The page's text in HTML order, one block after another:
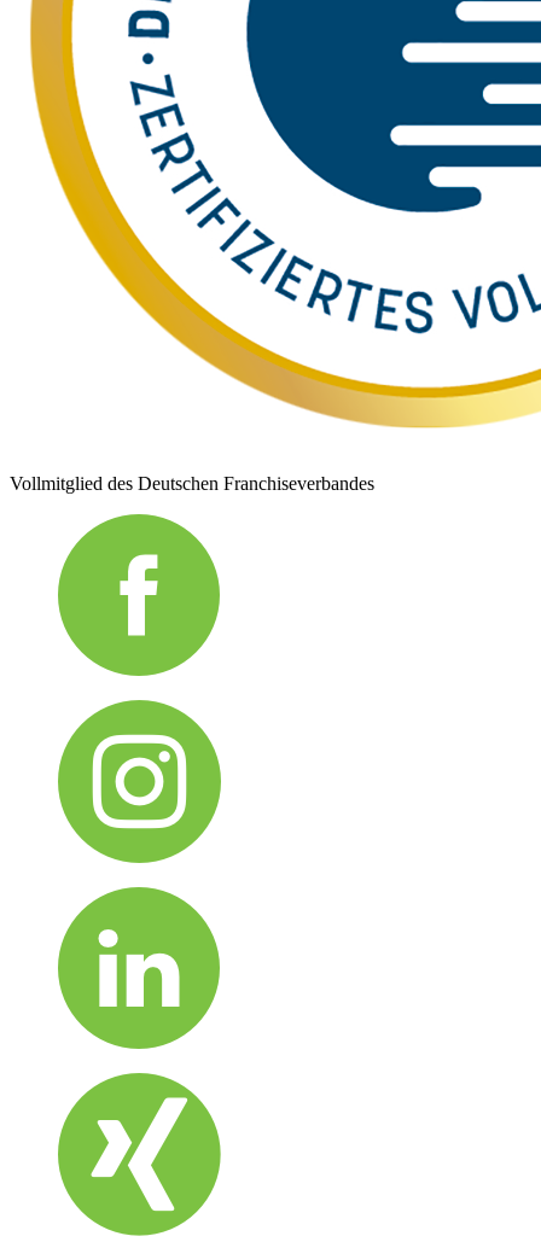
Vollmitglied des Deutschen Franchiseverbandes